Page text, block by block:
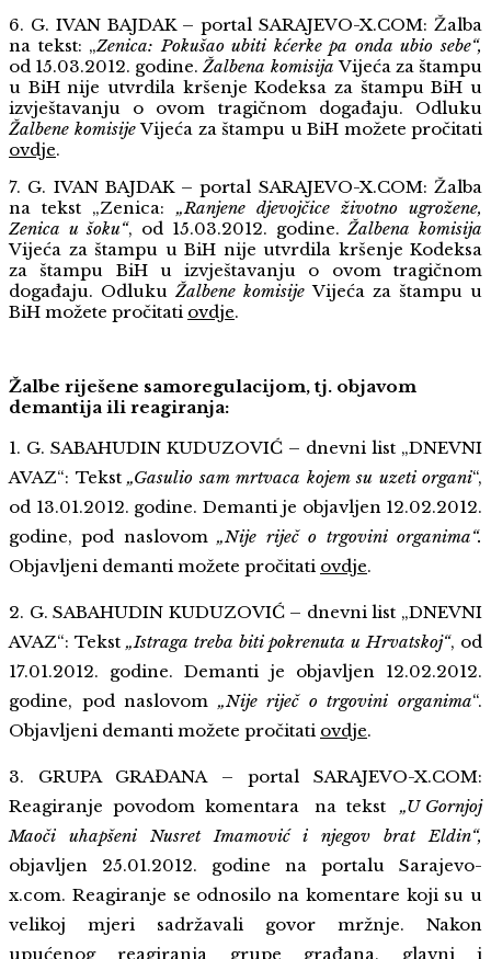
6. G. IVAN BAJDAK – portal SARAJEVO-X.COM: Žalba
na tekst: „Zenica: Pokušao ubiti kćerke pa onda ubio sebe“,
od 15.03.2012. godine.Žalbena komisijaVijeća za štampu
u BiH nije utvrdila kršenje Kodeksa za štampu BiH u
izvještavanju o ovom tragičnom događaju. Odluku
Žalbene komisijeVijeća za štampu u BiH možete pročitati
ovdje.
7. G. IVAN BAJDAK – portal SARAJEVO-X.COM: Žalba
na tekst „Zenica: „Ranjene djevojčice životno ugrožene,
Zenica u šoku“, od 15.03.2012. godine.Žalbena komisija
Vijeća za štampu u BiH nije utvrdila kršenje Kodeksa
za štampu BiH u izvještavanju o ovom tragičnom
događaju. Odluku Žalbene komisijeVijeća za štampu u
BiH možete pročitati ovdje.
Žalbe riješene samoregulacijom, tj. objavom
demantija ili reagiranja:
1. G. SABAHUDIN KUDUZOVIĆ – dnevni list „DNEVNI
AVAZ“: Tekst„Gasulio sam mrtvaca kojem su uzeti organi“,
od 13.01.2012. godine. Demanti je objavljen 12.02.2012.
godine, pod naslovom„Nije riječ o trgovini organima“.
Objavljeni demanti možete pročitati ovdje.
2. G. SABAHUDIN KUDUZOVIĆ – dnevni list „DNEVNI
AVAZ“: Tekst „Istraga treba biti pokrenuta u Hrvatskoj“, od
17.01.2012. godine. Demanti je objavljen 12.02.2012.
godine, pod naslovom „Nije riječ o trgovini organima“.
Objavljeni demanti možete pročitati ovdje.
3. GRUPA GRAĐANA – portal SARAJEVO-X.COM:
Reagiranje povodom komentara na tekst„U Gornjoj
Maoči uhapšeni Nusret Imamović i njegov brat Eldin“,
objavljen 25.01.2012. godine na portalu Sarajevo-
x.com. Reagiranje se odnosilo na komentare koji su u
velikoj mjeri sadržavali govor mržnje. Nakon
upućenog reagiranja grupe građana, glavni i